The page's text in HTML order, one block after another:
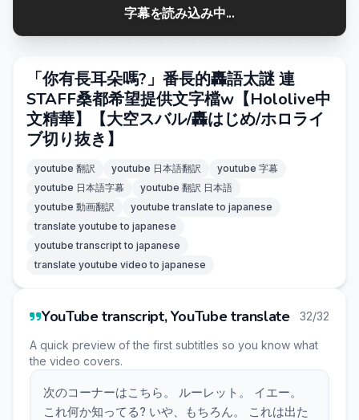
字幕を読み込み中...
「你有長耳朵嗎?」番長的轟語太謎 連
STAFF桑都希望提供文字檔w【Hololive中
文精華】【大空スバル/轟はじめ/ホロライ
ブ切り抜き】
youtube 翻訳 youtube 日本語翻訳
youtube 字幕
youtube 日本語字幕
youtube 翻訳 日本語
youtube 動画翻訳
youtube translate to japanese
translate youtube to japanese
youtube transcript to japanese
translate youtube video to japanese
YouTube transcript, YouTube translate 32/32
A quick preview of the first subtitles so you know what
the video covers.
次のコーナーはこちら。 ルーレット。 イエー。
これ何か知ってる? いや、もちろん。 これは出た